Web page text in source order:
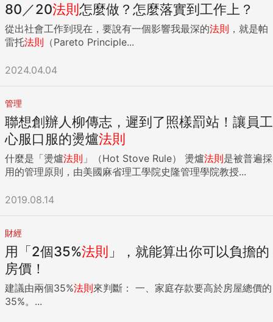
80／20法則怎麼做？怎麼落實到工作上？
從出社會工作到現在，要說有一個影響我最深的法則 ，就是帕
雷托法則 （Pareto Principle...
2024.04.04
管理
聯想創辦人柳傳志，遲到了照樣罰站！讓員工
心服口服的燙爐法則
什麼是「燙爐法則 」（Hot Stove Rule） 燙爐法則是被普遍採
用的管理原則，由美國麻省理工學院史隆管理學院教授...
2019.08.14
財經
用「2個35%法則 」，就能算出你可以負擔的
房價！
建議由兩個35%法則來判斷： 一、家庭存款要高於房屋總價的
35%。...